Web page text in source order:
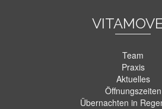
Team
Praxis
Aktuelles
Öffnungszeiten
Übernachten in